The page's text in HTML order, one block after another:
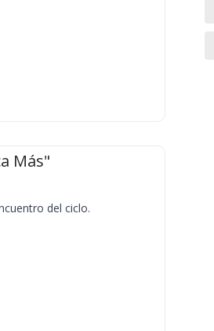
Más"
del ciclo.